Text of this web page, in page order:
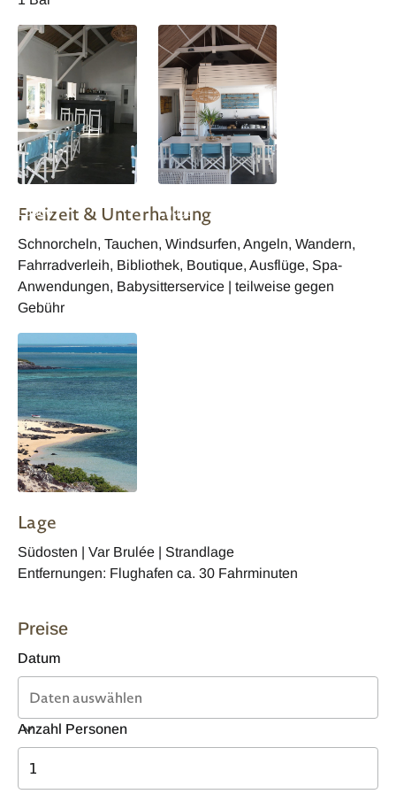
Lodge
Lodge
Freizeit & Unterhaltung
Schnorcheln, Tauchen, Windsurfen, Angeln, Wandern,
Fahrradverleih, Bibliothek, Boutique, Ausflüge, Spa-
Anwendungen, Babysitterservice | teilweise gegen
Gebühr
Lage
Südosten | Var Brulée | Strandlage
Entfernungen: Flughafen ca. 30 Fahrminuten
Preise
Datum
Anzahl Personen